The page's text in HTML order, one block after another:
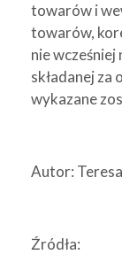
towarów i
towarów,
nie
składanej
wykazane
Autor:
Źródła: